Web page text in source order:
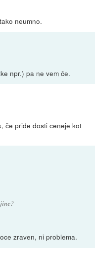
neumno.
npr.) pa ne vem če.
če pride dosti ceneje kot
zraven, ni problema.